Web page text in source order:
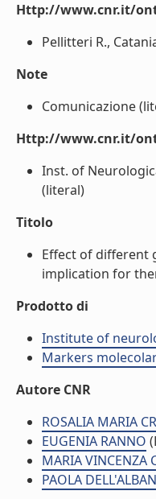
Http://www.cnr.it/
Pellitteri R.,
Note
Comunicazione
Http://www.cnr.it/
Inst. of
(literal)
Titolo
Effect of different
implication for
Prodotto di
Institute of
Markers
Autore CNR
ROSALIA MARIA
EUGENIA RANNO
MARIA VINCENZA
PAOLA